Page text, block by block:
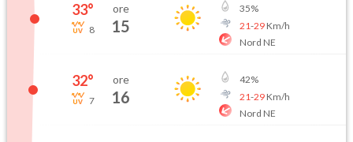
33°
8
ore
15
35%
21-29Km/h
Nord NE
32°
7
ore
16
42%
21-29Km/h
Nord NE